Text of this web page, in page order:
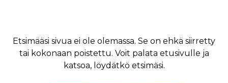
Etsimääsi sivua ei ole olemassa. Se on ehkä siirretty
tai kokonaan poistettu. Voit palata etusivulle ja
katsoa, löydätkö etsimäsi.